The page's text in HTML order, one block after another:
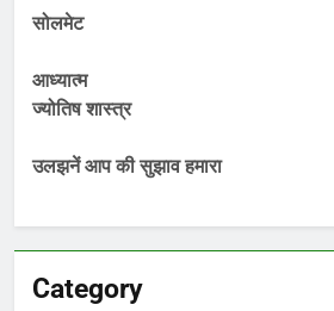
सोलमेट
आध्यात्म
ज्योतिष शास्त्र
उलझनें आप की सुझाव हमारा
Category